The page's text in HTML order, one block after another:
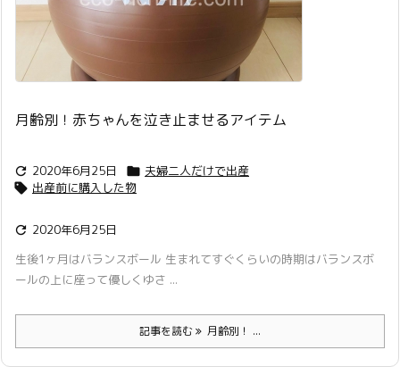
月齢別！赤ちゃんを泣き止ませるアイテム
 2020年6月25日  夫婦二人だけで出産
 出産前に購入した物
 2020年6月25日
生後1ヶ月はバランスボール 生まれてすぐくらいの時期はバランスボ
ールの上に座って優しくゆさ ...
記事を読む 月齢別！ ...